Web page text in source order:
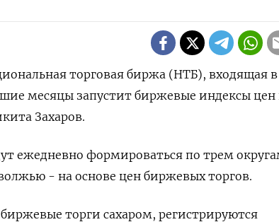
торговая биржа (НТБ), входящая в
месяцы запустит биржевые индексы цен
Захаров.
ежедневно формироваться по трем
- на основе цен биржевых торгов.
торги сахаром, регистрируются